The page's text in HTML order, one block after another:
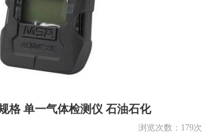
格 单一气体检测仪 石油石化
浏览次数： 179次